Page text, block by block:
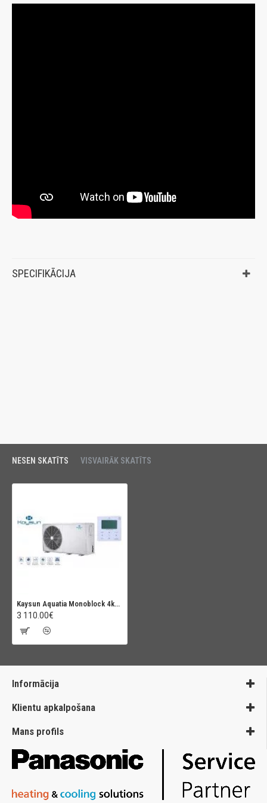
SPECIFIKĀCIJA
NESEN SKATĪTS VISVAIRĀK SKATĪTS
Kaysun Aquatia Monoblock 4kW (KHPS-MO 4 PRO)
3 110.00€
Informācija
Klientu apkalpošana
Mans profils